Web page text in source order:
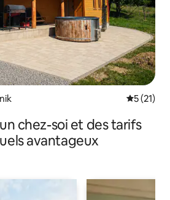
5 (21)
chez-soi et des tarifs
avantageux